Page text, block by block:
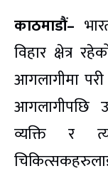
काठमाडौं–
विहार क्षेत्र
आगलागीमा
आगलागीपछि
व्यक्ति र
चिकित्सकहरुलाई